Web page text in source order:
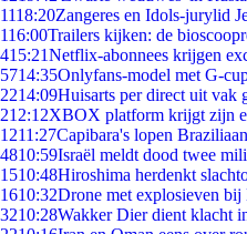
1118:20Zangeres en Idols-jurylid
116:00Trailers kijken: de
415:21Netflix-abonnees krijgen
5714:35Onlyfans-model met G-
2214:09Huisarts per direct uit vak
212:12XBOX platform krijgt zijn
1211:27Capibara's lopen
4810:59Israël meldt dood twee
1510:48Hiroshima herdenkt
1610:32Drone met explosieven
3210:28Wakker Dier dient klacht